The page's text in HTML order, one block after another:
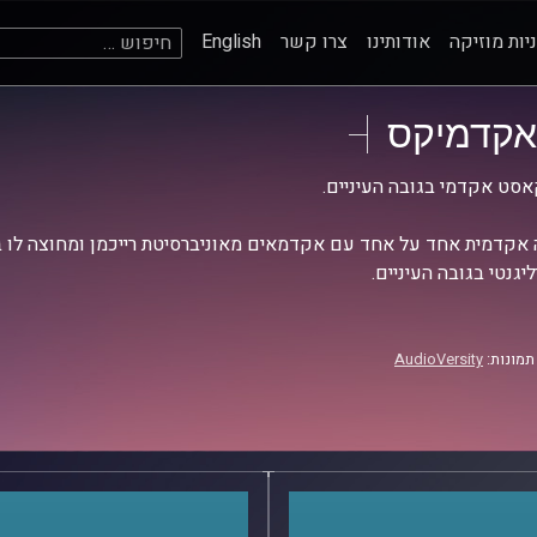
מוזיקה אודותינו צרו קשר English חיפוש:
אקדמיקס
אקדמי בגובה העיניים.
אקדמית אחד על אחד עם אקדמאים מאוניברסיטת רייכמן ומחוצה לו
בגובה העיניים.
AudioVersity